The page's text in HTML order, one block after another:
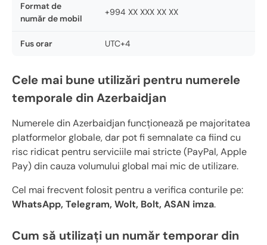
Format de
număr de mobil
+994 XX XXX XX XX
Fus orar UTC+4
Cele mai bune utilizări pentru numerele
temporale din Azerbaidjan
Numerele din Azerbaidjan funcționează pe majoritatea
platformelor globale, dar pot fi semnalate ca fiind cu
risc ridicat pentru serviciile mai stricte (PayPal, Apple
Pay) din cauza volumului global mai mic de utilizare.
Cel mai frecvent folosit pentru a verifica conturile pe:
WhatsApp, Telegram, Wolt, Bolt, ASAN imza.
Cum să utilizați un număr temporar din